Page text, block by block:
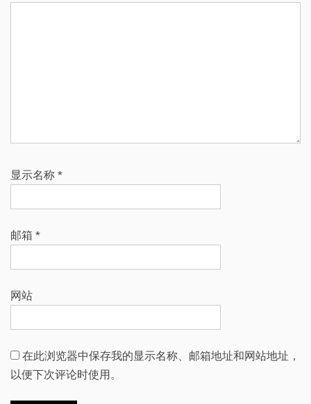
显示名称 *
邮箱 *
网站
在此浏览器中保存我的显示名称、邮箱地址和网站地址，
以便下次评论时使用。